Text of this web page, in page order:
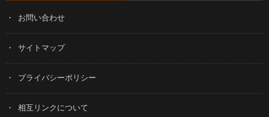
お問い合わせ
サイトマップ
プライバシーポリシー
相互リンクについて